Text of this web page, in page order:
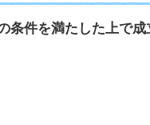
条件を満たした上で